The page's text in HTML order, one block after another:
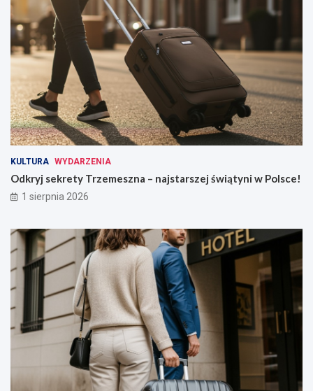
KULTURA WYDARZENIA
Odkryj sekrety Trzemeszna – najstarszej świątyni w Polsce!
1 sierpnia 2026